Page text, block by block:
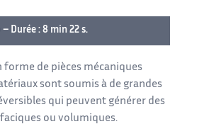
Durée : 8 min 22 s.
forme de pièces mécaniques
sont soumis à de grandes
qui peuvent générer des
ou volumiques.